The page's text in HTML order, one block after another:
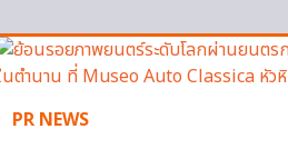
PR NEWS